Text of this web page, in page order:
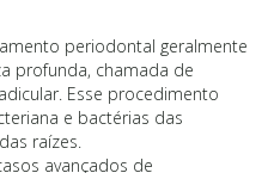
periodontal geralmente
profunda, chamada de
Esse procedimento
e bactérias das
raízes.
avançados de